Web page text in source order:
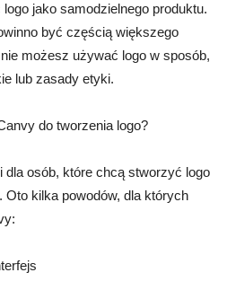
jako samodzielnego produktu.
być częścią większego
możesz używać logo w sposób,
lub zasady etyki.
do tworzenia logo?
osób, które chcą stworzyć logo
Oto kilka powodów, dla których